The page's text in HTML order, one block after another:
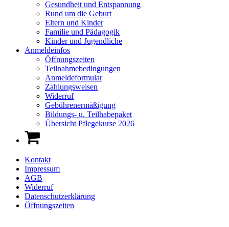
Gesundheit und Entspannung
Rund um die Geburt
Eltern und Kinder
Familie und Pädagogik
Kinder und Jugendliche
Anmeldeinfos
Öffnungszeiten
Teilnahmebedingungen
Anmeldeformular
Zahlungsweisen
Widerruf
Gebührenermäßigung
Bildungs- u. Teilhabepaket
Übersicht Pflegekurse 2026
Kontakt
Impressum
AGB
Widerruf
Datenschutzerklärung
Öffnungszeiten